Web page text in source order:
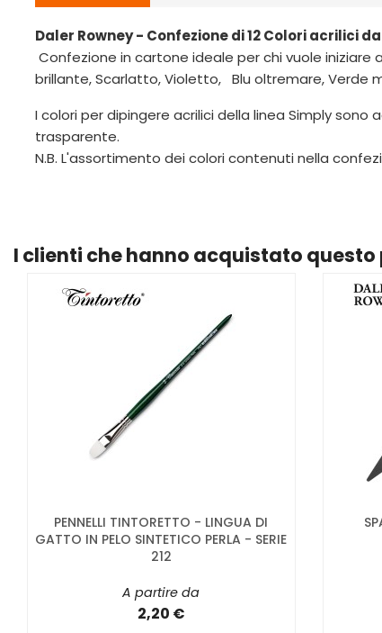
Daler Rowney - Confezione di 12 Colori acrilici
Confezione in cartone ideale per chi vuole iniziare
brillante, Scarlatto, Violetto, Blu oltremare, Verde
I colori per dipingere acrilici della linea Simply
trasparente.
N.B. L'assortimento dei colori contenuti nella
I clienti che hanno acquistato
PENNELLI TINTORETTO - LINGUA DI
GATTO IN PELO SINTETICO PERLA - SERIE
212
A partire da
2,20 €